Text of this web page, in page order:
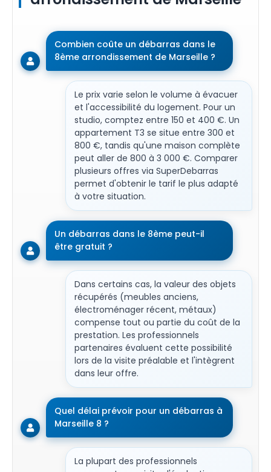
Combien coûte un débarras dans le
8ème arrondissement de Marseille ?
Le prix varie selon le volume à évacuer
et l'accessibilité du logement. Pour un
studio, comptez entre 150 et 400 €. Un
appartement T3 se situe entre 300 et
800 €, tandis qu'une maison complète
peut aller de 800 à 3 000 €. Comparer
plusieurs offres via SuperDebarras
permet d'obtenir le tarif le plus adapté
à votre situation.
Un débarras dans le 8ème peut-il
être gratuit ?
Dans certains cas, la valeur des objets
récupérés (meubles anciens,
électroménager récent, métaux)
compense tout ou partie du coût de la
prestation. Les professionnels
partenaires évaluent cette possibilité
lors de la visite préalable et l'intègrent
dans leur offre.
Quel délai prévoir pour un débarras à
Marseille 8 ?
La plupart des professionnels